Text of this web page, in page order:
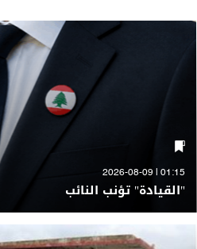
01:15 | 2026-08-09
"القيادة" تؤنب النائب